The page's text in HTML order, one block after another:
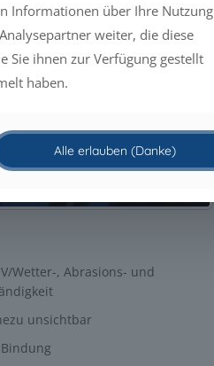
Wetter-, Abrasions- und
unsichtbar
Informationen über Ihre Nutzung
weiter, die diese
ihnen zur Verfügung gestellt
haben.
Alle erlauben (Danke)